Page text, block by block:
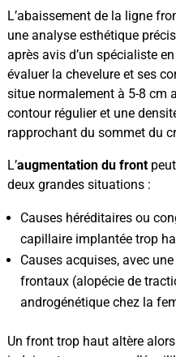
L’abaissement de la ligne
une analyse esthétique
après avis d’un spécialiste
évaluer la chevelure et ses
situe normalement à 5-8 cm
contour régulier et une
rapprochant du sommet du
L’augmentation du front
deux grandes situations :
Causes héréditaires ou
capillaire implantée trop
Causes acquises, avec
frontaux (alopécie de
androgénétique chez la
Un front trop haut altère